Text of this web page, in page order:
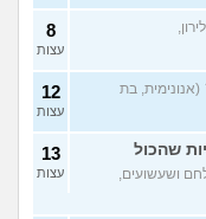
8
עצות
(אנונימית, בת
12
עצות
שהכול
ושעשועים,
13
עצות